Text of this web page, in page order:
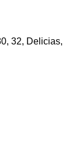
32, Delicias,